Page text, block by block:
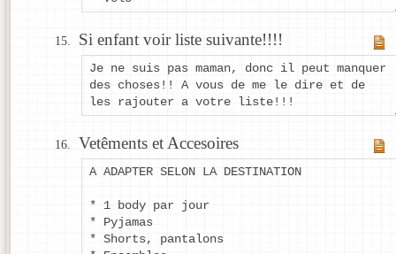
Si enfant voir liste suivante!!!!
Je ne suis pas maman, donc il peut manquer
des choses!! A vous de me le dire et de
les rajouter a votre liste!!!
Vetêments et Accesoires
A ADAPTER SELON LA DESTINATION
* 1 body par jour
* Pyjamas
* Shorts, pantalons